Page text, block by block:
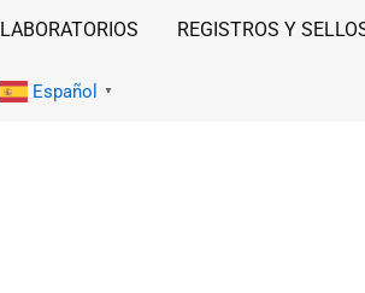
LABORATORIOS REGISTROS Y
Español ▼